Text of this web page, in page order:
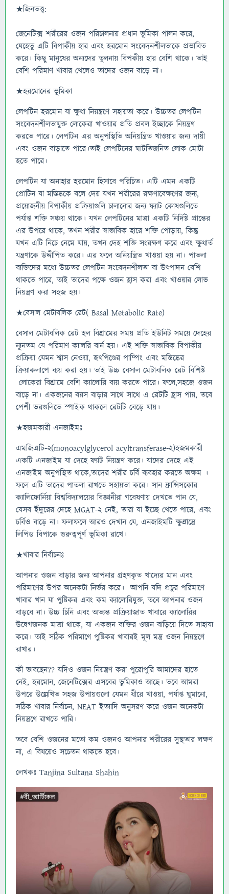
★জিনতত্ত্ব:
জেনেটিক্স শরীরের ওজন পরিচালনায় প্রধান ভূমিকা পালন করে,
যেহেতু এটি বিপাকীয় হার এবং হরমোন সংবেদনশীলতাকে প্রভাবিত
করে। কিছু মানুষের অন্যদের তুলনায় বিপকীয় হার বেশি থাকে। তাই
বেশি পরিমাণ খাবার খেলেও তাদের ওজন বাড়ে না।
★হরমোনের ভূমিকা
লেপটিন হরমোন যা ক্ষুধা নিয়ন্ত্রণে সহায়তা করে। উচ্চতর লেপটিন
সংবেদনশীলতাযুক্ত লোকেরা খাওয়ার প্রতি প্রবল ইচ্ছাকে নিয়ন্ত্রণ
করতে পারে। লেপটিন এর অনুপস্থিতি অনিয়ন্ত্রিত খাওয়ার জন্য দায়ী
এবং ওজন বাড়াতে পারে।তাই লেপটিনের ঘাটতিজনিত লোক মোটা
হতে পারে।
লেপটিন যা অনাহার হরমোন হিসাবে পরিচিত। এটি এমন একটি
প্রোটিন যা মস্তিষ্ককে বলে দেয় যখন শরীরের রক্ষণাবেক্ষণের জন্য,
প্রয়োজনীয় বিপাকীয় প্রক্রিয়াগুলি চালানোর জন্য ফ্যাট কোষগুলিতে
পর্যাপ্ত শক্তি সঞ্চয় থাকে। যখন লেপটিনের মাত্রা একটি নির্দিষ্ট প্রান্তের
এর উপরে থাকে, তখন শরীর স্বাভাবিক হারে শক্তি পোড়ায়, কিন্তু
যখন এটি নিচে নেমে যায়, তখন দেহ শক্তি সংরক্ষণ করে এবং ক্ষুধার্ত
যন্ত্রণাকে উদ্দীপিত করে। এর ফলে অনিয়ন্ত্রিত খাওয়া হয় না। পাতলা
ব্যক্তিদের মধ্যে উচ্চতর লেপটিন সংবেদনশীলতা বা উৎপাদন বেশি
থাকতে পারে, তাই তাদের পক্ষে ওজন হ্রাস করা এবং খাওয়ার লোভ
নিয়ন্ত্রণ করা সহজ হয়।
★বেসাল মেটাবলিক রেট( Basal Metabolic Rate)
বেসাল মেটাবলিক রেট হল বিশ্রামের সময় প্রতি ইউনিট সময়ে দেহের
ন্যূনতম যে পরিমাণ ক্যালরি বার্ন হয়। এই শক্তি স্বাভাবিক বিপাকীয়
প্রক্রিয়া যেমন শ্বাস নেওয়া, হৃৎপিণ্ডের পাম্পিং এবং মস্তিষ্কের
ক্রিয়াকলাপে ব্যয় করা হয়। তাই উচ্চ বেসাল মেটাবলিক রেট বিশিষ্ট
লোকেরা বিশ্রামে বেশি ক্যালোরি ব্যয় করতে পারে। ফলে,সহজে ওজন
বাড়ে না। একজনের বয়স বাড়ার সাথে সাথে এ রেটটি হ্রাস পায়, তবে
পেশী ভরগুলিতে স্পাইক থাকলে রেটটি বেড়ে যায়।
★হজমকারী এনজাইমঃ
এমজিএটি-২(monoacylglycerol acyltransferase-2)হজমকারী
একটি এনজাইম যা দেহে ফ্যাট নিয়ন্ত্রণ করে। যাদের দেহে এই
এনজাইম অনুপস্থিত থাকে,তাদের শরীর চর্বি ব্যবহার করতে অক্ষম ।
ফলে এটি তাদের পাতলা রাখতে সহায়তা করে। সান ফ্রান্সিসকোর
ক্যালিফোর্নিয়া বিশ্ববিদ্যালয়ের বিজ্ঞানীরা গবেষণায় দেখতে পান যে,
যেসব ইঁদুরের দেহে MGAT-2 নেই, তারা যা ইচ্ছে খেতে পারে, এবং
চর্বিও বাড়ে না। ফলাফলে আরও দেখান যে, এনজাইমটি ক্ষুদ্রান্ত্রে
লিপিড বিপাকে গুরুত্বপূর্ণ ভূমিকা রাখে।
★খাবার নির্বাচনঃ
আপনার ওজন বাড়ার জন্য আপনার গ্রহণকৃত খাদ্যের মান এবং
পরিমাণের উপর অনেকটা নির্ভর করে। আপনি যদি প্রচুর পরিমাণে
খাবার খান যা পুষ্টিকর এবং কম ক্যালোরিযুক্ত, তবে আপনার ওজন
বাড়বে না। উচ্চ চিনি এবং অত্যন্ত প্রক্রিয়াজাত খাবারে ক্যালোরির
উদ্বেগজনক মাত্রা থাকে, যা একজন ব্যক্তির ওজন বাড়িয়ে দিতে সাহায্য
করে। তাই সঠিক পরিমাণে পুষ্টিকর খাবারই মূল মন্ত্র ওজন নিয়ন্ত্রণে
রাখার।
কী ভাবছেন?? যদিও ওজন নিয়ন্ত্রণ করা পুরোপুরি আমাদের হাতে
নেই, হরমোন, জেনেটিক্সের এসবের ভুমিকাও আছে। তবে আমরা
উপরে উল্লেখিত সহজ উপায়গুলো যেমন ধীরে খাওয়া, পর্যাপ্ত ঘুমানো,
সঠিক খাবার নির্বাচন, NEAT ইত্যাদি অনুসরণ করে ওজন অনেকটা
নিয়ন্ত্রণে রাখতে পারি।
তবে বেশি ওজনের মতো কম ওজনও আপনার শরীরের সুস্থতার লক্ষণ
না, এ বিষয়েও সচেতন থাকতে হবে।
লেখকঃ Tanjina Sultana Shahin